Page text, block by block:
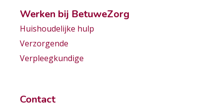
Werken bij BetuweZorg
Huishoudelijke hulp
Verzorgende
Verpleegkundige
Contact